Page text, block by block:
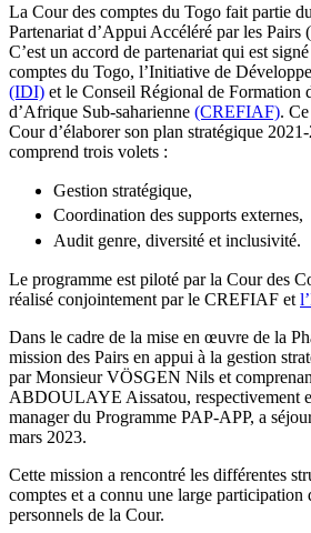
La Cour des comptes du Togo fait partie
Partenariat d’Appui Accéléré par les
C’est un accord de partenariat qui est
comptes du Togo, l’Initiative de
(IDI) et le Conseil Régional de Formation
d’Afrique Sub-saharienne (CREFIAF).
Cour d’élaborer son plan stratégique
comprend trois volets :
Gestion stratégique,
Coordination des supports externes,
Audit genre, diversité et inclusivité.
Le programme est piloté par la Cour des
réalisé conjointement par le CREFIAF et
Dans le cadre de la mise en œuvre de la
mission des Pairs en appui à la gestion
par Monsieur VÖSGEN Nils et
ABDOULAYE Aissatou, respectivement
manager du Programme PAP-APP, a
mars 2023.
Cette mission a rencontré les différentes
comptes et a connu une large participation
personnels de la Cour.